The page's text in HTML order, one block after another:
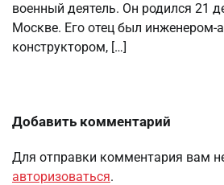
военный деятель. Он родился 21
Москве. Его отец был инженером-
конструктором, […]
Добавить комментарий
Для отправки комментария вам
авторизоваться.